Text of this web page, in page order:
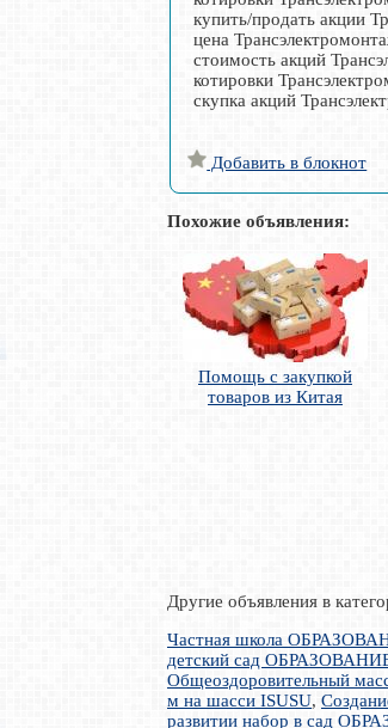
купить/продать акции
цена
стоимость акций
котировки
скупка акций
Добавить в блокнот
Похожие объявления:
Помощь с закупкой
товаров из Китая
Другие объявления в
Частная школа
детский сад
Общеоздоровительный
м на шасси ISUSU,
развитии набор в сад